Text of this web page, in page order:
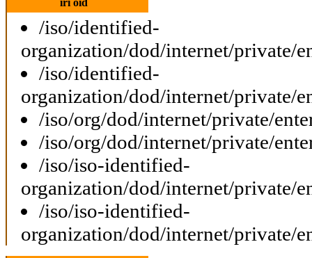
/iso/identified-
organization/dod/internet/private/
/iso/identified-
organization/dod/internet/private/
/iso/org/dod/internet/private/
/iso/org/dod/internet/private/
/iso/iso-identified-
organization/dod/internet/private/
/iso/iso-identified-
organization/dod/internet/private/